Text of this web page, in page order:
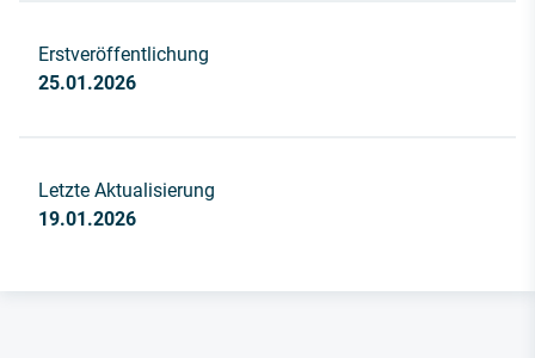
Erstveröffentlichung
25.01.2026
Letzte Aktualisierung
19.01.2026